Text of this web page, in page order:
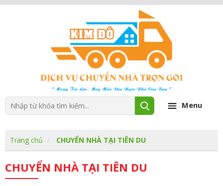
Menu
Trang chủ CHUYỂN NHÀ TẠI TIÊN DU
CHUYỂN NHÀ TẠI TIÊN DU